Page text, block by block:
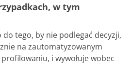
w tym
tego, by nie podlegać decyzji,
na zautomatyzowanym
i wywołuje wobec